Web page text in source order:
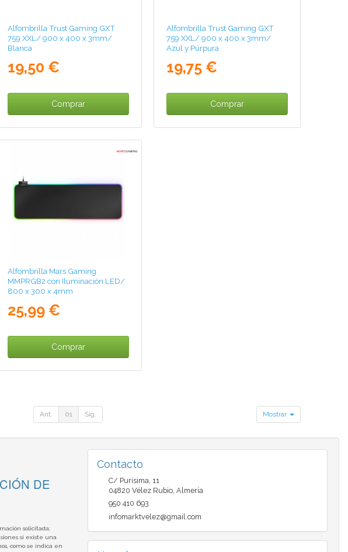
Alfombrilla Trust Gaming GXT
759 XXL/ 900 x 400 x 3mm/
Blanca
19,50 €
Comprar
Alfombrilla Trust Gaming GXT
759 XXL/ 900 x 400 x 3mm/
Azul y Púrpura
19,75 €
Comprar
Alfombrilla Mars Gaming
MMPRGB2 con Iluminación LED/
800 x 300 x 4mm
25,99 €
Comprar
Ant. 01 Sig. Mostrar
DE
solicitada;
si existe una
como se indica en
Contacto
C/ Purisima, 11
04820 Vélez Rubio, Almería
950 410 693
infomarktvelez@gmail.com